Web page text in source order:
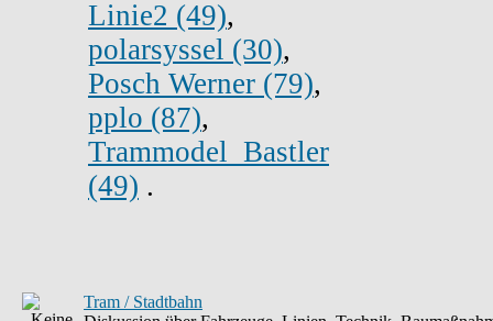
Linie2 (49),
polarsyssel (30),
Posch Werner (79),
pplo (87),
Trammodel_Bastler
(49) .
Tram / Stadtbahn